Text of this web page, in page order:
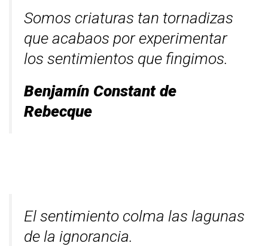
Somos criaturas tan tornadizas
que acabaos por experimentar
los sentimientos que fingimos.
Benjamín Constant de
Rebecque
El sentimiento colma las lagunas
de la ignorancia.